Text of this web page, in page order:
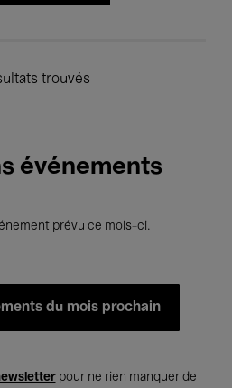
trouvés
événements
prévu ce mois-ci.
du mois prochain
pour ne rien manquer de